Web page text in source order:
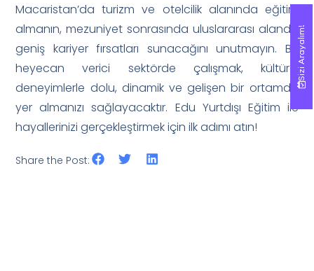
Macaristan’da turizm ve otelcilik alanında eğitim
almanın, mezuniyet sonrasında uluslararası alanda
geniş kariyer fırsatları sunacağını unutmayın. Bu
heyecan verici sektörde çalışmak, kültürel
deneyimlerle dolu, dinamik ve gelişen bir ortamda
yer almanızı sağlayacaktır. Edu Yurtdışı Eğitim ile
hayallerinizi gerçekleştirmek için ilk adımı atın!
Share the Post:
Sizi Arayalım!
Sizi Arayalım!